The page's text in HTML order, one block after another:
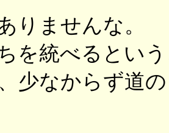
りませんな。
を統べるとい
少なからず道